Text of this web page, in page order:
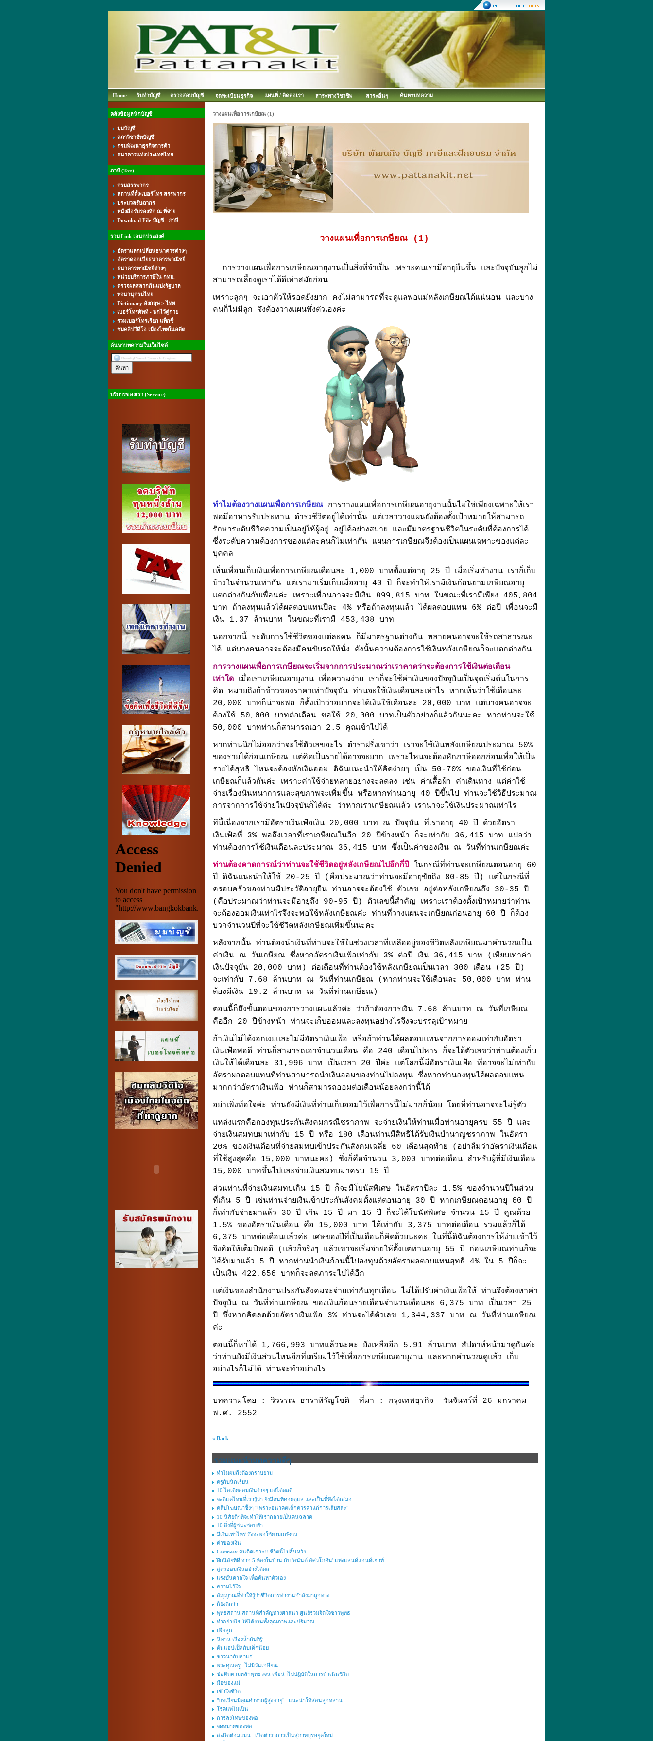
Home รับทำบัญชี ตรวจสอบบัญชี จดทะเบียนธุรกิจ แผนที่ / ติดต่อเรา สาระทางวิชาชีพ สาระอื่นๆ ค้นหาบทความ
คลังข้อมูลนักบัญชี
มุมบัญชี
สภาวิชาชีพบัญชี
กรมพัฒนาธุรกิจการค้า
ธนาคารแห่งประเทศไทย
ภาษี (Tax)
กรมสรรพากร
สถานที่ตั้ง/เบอร์โทร สรรพากร
ประมวลรัษฎากร
หนังสือรับรองหัก ณ ที่จ่าย
Download File บัญชี - ภาษี
รวม Link เอนกประสงค์
อัตราแลกเปลี่ยนธนาคารต่างๆ
อัตราดอกเบี้ยธนาคารพาณิชย์
ธนาคารพาณิชย์ต่างๆ
หน่วยบริการภาษีใน กทม.
ตรวจผลสลากกินแบ่งรัฐบาล
พจนานุกรมไทย
Dictionary อังกฤษ > ไทย
เบอร์โทรศัพท์ - พกไว้คู่กาย
รวมเบอร์โทรเรียก แท็กซี่
ชมคลิปวีดีโอ เมืองไทยในอดีต
ค้นหาบทความในเว็บไซต์
บริการของเรา (Service)
วางแผนเพื่อการเกษียณ (1)
วางแผนเพื่อการเกษียณ (1)
การวางแผนเพื่อการเกษียณอายุงานเป็นสิ่งที่จำเป็น เพราะคนเรามีอายุยืนขึ้น และปัจจุบันลูกไม่
สามารถเลี้ยงดูเราได้ดีเท่าสมัยก่อน
เพราะลูกๆ จะเอาตัวให้รอดยังยาก คงไม่สามารถที่จะดูแลพ่อแม่หลังเกษียณได้แน่นอน และบาง
คนก็ไม่มีลูก จึงต้องวางแผนพึ่งตัวเองค่ะ
ทำไมต้องวางแผนเพื่อการเกษียณการวางแผนเพื่อการเกษียณอายุงานนั้นไม่ใช่เพียงเฉพาะให้เรา
พอมีอาหารรับประทาน ดำรงชีวิตอยู่ได้เท่านั้น แต่เวลาวางแผนยังต้องตั้งเป้าหมายให้สามารถ
รักษาระดับชีวิตความเป็นอยู่ให้ผู้อยู่ อยู่ได้อย่างสบาย และมีมาตรฐานชีวิตในระดับที่ต้องการได้
ซึ่งระดับความต้องการของแต่ละคนก็ไม่เท่ากัน แผนการเกษียณจึงต้องเป็นแผนเฉพาะของแต่ละ
บุคคล
เห็นเพื่อนเก็บเงินเพื่อการเกษียณเดือนละ 1,000 บาทตั้งแต่อายุ 25 ปี เมื่อเริ่มทำงาน เราก็เก็บ
บ้างในจำนวนเท่ากัน แต่เรามาเริ่มเก็บเมื่ออายุ 40 ปี ก็จะทำให้เรามีเงินก้อนยามเกษียณอายุ
แตกต่างกันกับเพื่อนค่ะ เพราะเพื่อนอาจจะมีเงิน 899,815 บาท ในขณะที่เรามีเพียง 405,804
บาท ถ้าลงทุนแล้วได้ผลตอบแทนปีละ 4% หรือถ้าลงทุนแล้ว ได้ผลตอบแทน 6% ต่อปี เพื่อนจะมี
เงิน 1.37 ล้านบาท ในขณะที่เรามี 453,438 บาท
นอกจากนี้ ระดับการใช้ชีวิตของแต่ละคน ก็มีมาตรฐานต่างกัน หลายคนอาจจะใช้รถสาธารณะ
ได้ แต่บางคนอาจจะต้องมีคนขับรถให้นั่ง ดังนั้นความต้องการใช้เงินหลังเกษียณก็จะแตกต่างกัน
การวางแผนเพื่อการเกษียณจะเริ่มจากการประมาณว่าเราคาดว่าจะต้องการใช้เงินต่อเดือน
เท่าใด เมื่อเราเกษียณอายุงาน เพื่อความง่าย เราก็จะใช้ค่าเงินของปัจจุบันเป็นจุดเริ่มต้นในการ
คิด หมายถึงถ้าข้าวของราคาเท่าปัจจุบัน ท่านจะใช้เงินเดือนละเท่าไร หากเห็นว่าใช้เดือนละ
20,000 บาทก็น่าจะพอ ก็ตั้งเป้าว่าอยากจะได้เงินใช้เดือนละ 20,000 บาท แต่บางคนอาจจะ
ต้องใช้ 50,000 บาทต่อเดือน ขอใช้ 20,000 บาทเป็นตัวอย่างก็แล้วกันนะคะ หากท่านจะใช้
50,000 บาทท่านก็สามารถเอา 2.5 คูณเข้าไปได้
หากท่านนึกไม่ออกว่าจะใช้ตัวเลขอะไร ตำราฝรั่งเขาว่า เราจะใช้เงินหลังเกษียณประมาณ 50%
ของรายได้ก่อนเกษียณ แต่คิดเป็นรายได้อาจจะยาก เพราะไหนจะต้องหักภาษีออกก่อนเพื่อให้เป็น
รายได้สุทธิ ไหนจะต้องหักเงินออม ดิฉันแนะนำให้คิดง่ายๆ เป็น 50-70% ของเงินที่ใช้ก่อน
เกษียณก็แล้วกันค่ะ เพราะค่าใช้จ่ายหลายอย่างจะลดลง เช่น ค่าเสื้อผ้า ค่าเดินทาง แต่ค่าใช้
จ่ายเรื่องนันทนาการและสุขภาพจะเพิ่มขึ้น หรือหากท่านอายุ 40 ปีขึ้นไป ท่านจะใช้วิธีประมาณ
การจากการใช้จ่ายในปัจจุบันก็ได้ค่ะ ว่าหากเราเกษียณแล้ว เราน่าจะใช้เงินประมาณเท่าไร
ทีนี้เนื่องจากเรามีอัตราเงินเฟ้อเงิน 20,000 บาท ณ ปัจจุบัน ที่เราอายุ 40 ปี ด้วยอัตรา
เงินเฟ้อที่ 3% พอถึงเวลาที่เราเกษียณในอีก 20 ปีข้างหน้า ก็จะเท่ากับ 36,415 บาท แปลว่า
ท่านต้องการใช้เงินเดือนละประมาณ 36,415 บาท ซึ่งเป็นค่าของเงิน ณ วันที่ท่านเกษียณค่ะ
ท่านต้องคาดการณ์ว่าท่านจะใช้ชีวิตอยู่หลังเกษียณไปอีกกี่ปีในกรณีที่ท่านจะเกษียณตอนอายุ 60
ปี ดิฉันแนะนำให้ใช้ 20-25 ปี (คือประมาณว่าท่านจะมีอายุขัยถึง 80-85 ปี) แต่ในกรณีที่
ครอบครัวของท่านมีประวัติอายุยืน ท่านอาจจะต้องใช้ ตัวเลข อยู่ต่อหลังเกษียณถึง 30-35 ปี
(คือประมาณว่าท่านจะมีอายุถึง 90-95 ปี) ตัวเลขนี้สำคัญ เพราะเราต้องตั้งเป้าหมายว่าท่าน
จะต้องออมเงินเท่าไรจึงจะพอใช้หลังเกษียณค่ะ ท่านที่วางแผนจะเกษียณก่อนอายุ 60 ปี ก็ต้อง
บวกจำนวนปีที่จะใช้ชีวิตหลังเกษียณเพิ่มขึ้นนะคะ
หลังจากนั้น ท่านต้องนำเงินที่ท่านจะใช้ในช่วงเวลาที่เหลืออยู่ของชีวิตหลังเกษียณมาคำนวณเป็น
ค่าเงิน ณ วันเกษียณ ซึ่งหากอัตราเงินเฟ้อเท่ากับ 3% ต่อปี เงิน 36,415 บาท (เทียบเท่าค่า
เงินปัจจุบัน 20,000 บาท) ต่อเดือนที่ท่านต้องใช้หลังเกษียณเป็นเวลา 300 เดือน (25 ปี)
จะเท่ากับ 7.68 ล้านบาท ณ วันที่ท่านเกษียณ (หากท่านจะใช้เดือนละ 50,000 บาท ท่าน
ต้องมีเงิน 19.2 ล้านบาท ณ วันที่ท่านเกษียณ)
ตอนนี้ก็ถึงขั้นตอนของการวางแผนแล้วค่ะ ว่าถ้าต้องการเงิน 7.68 ล้านบาท ณ วันที่เกษียณ
คืออีก 20 ปีข้างหน้า ท่านจะเก็บออมและลงทุนอย่างไรจึงจะบรรลุเป้าหมาย
ถ้าเงินไม่ได้งอกเงยและไม่มีอัตราเงินเฟ้อ หรือถ้าท่านได้ผลตอบแทนจากการออมเท่ากับอัตรา
เงินเฟ้อพอดี ท่านก็สามารถเอาจำนวนเดือน คือ 240 เดือนไปหาร ก็จะได้ตัวเลขว่าท่านต้องเก็บ
เงินให้ได้เดือนละ 31,996 บาท เป็นเวลา 20 ปีค่ะ แต่โลกนี้มีอัตราเงินเฟ้อ ที่อาจจะไม่เท่ากับ
อัตราผลตอบแทนที่ท่านสามารถนำเงินออมของท่านไปลงทุน ซึ่งหากท่านลงทุนได้ผลตอบแทน
มากกว่าอัตราเงินเฟ้อ ท่านก็สามารถออมต่อเดือนน้อยลงกว่านี้ได้
อย่าเพิ่งท้อใจค่ะ ท่านยังมีเงินที่ท่านเก็บออมไว้เพื่อการนี้ไม่มากก็น้อย โดยที่ท่านอาจจะไม่รู้ตัว
แหล่งแรกคือกองทุนประกันสังคมกรณีชราภาพ จะจ่ายเงินให้ท่านเมื่อท่านอายุครบ 55 ปี และ
จ่ายเงินสมทบมาเท่ากับ 15 ปี หรือ 180 เดือนท่านมีสิทธิได้รับเงินบำนาญชราภาพ ในอัตรา
20% ของเงินเดือนที่จ่ายสมทบเข้าประกันสังคมเฉลี่ย 60 เดือนสุดท้าย (อย่าลืมว่าอัตราเงินเดือน
ที่ใช้สูงสุดคือ 15,000 บาทนะคะ) ซึ่งก็คือจำนวน 3,000 บาทต่อเดือน สำหรับผู้ที่มีเงินเดือน
15,000 บาทขึ้นไปและจ่ายเงินสมทบมาครบ 15 ปี
ส่วนท่านที่จ่ายเงินสมทบเกิน 15 ปี ก็จะมีโบนัสพิเศษ ในอัตราปีละ 1.5% ของจำนวนปีในส่วน
ที่เกิน 5 ปี เช่นท่านจ่ายเงินเข้าประกันสังคมตั้งแต่ตอนอายุ 30 ปี หากเกษียณตอนอายุ 60 ปี
ก็เท่ากับจ่ายมาแล้ว 30 ปี เกิน 15 ปี มา 15 ปี ก็จะได้โบนัสพิเศษ จำนวน 15 ปี คูณด้วย
1.5% ของอัตราเงินเดือน คือ 15,000 บาท ได้เท่ากับ 3,375 บาทต่อเดือน รวมแล้วก็ได้
6,375 บาทต่อเดือนแล้วค่ะ เศษของปีที่เป็นเดือนก็คิดด้วยนะคะ ในที่นี้ดิฉันต้องการให้ง่ายเข้าไว้
จึงคิดให้เต็มปีพอดี (แล้วก็จริงๆ แล้วเขาจะเริ่มจ่ายให้ตั้งแต่ท่านอายุ 55 ปี ก่อนเกษียณท่านก็จะ
ได้รับมาแล้ว 5 ปี หากท่านนำเงินก้อนนี้ไปลงทุนด้วยอัตราผลตอบแทนสุทธิ 4% ใน 5 ปีก็จะ
เป็นเงิน 422,656 บาทก็จะลดภาระไปได้อีก
แต่เงินของสำนักงานประกันสังคมจะจ่ายเท่ากันทุกเดือน ไม่ได้ปรับค่าเงินเฟ้อให้ ท่านจึงต้องหาค่า
ปัจจุบัน ณ วันที่ท่านเกษียณ ของเงินก้อนรายเดือนจำนวนเดือนละ 6,375 บาท เป็นเวลา 25
ปี ซึ่งหากคิดลดด้วยอัตราเงินเฟ้อ 3% ท่านจะได้ตัวเลข 1,344,337 บาท ณ วันที่ท่านเกษียณ
ค่ะ
ตอนนี้ก็หาได้ 1,766,993 บาทแล้วนะคะ ยังเหลืออีก 5.91 ล้านบาท สัปดาห์หน้ามาดูกันค่ะ
ว่าท่านยังมีเงินส่วนไหนอีกที่เตรียมไว้ใช้เพื่อการเกษียณอายุงาน และหากคำนวณดูแล้ว เก็บ
อย่างไรก็ไม่ได้ ท่านจะทำอย่างไร
บทความโดย : วิวรรณ ธาราหิรัญโชติ ที่มา : กรุงเทพธุรกิจ วันจันทร์ที่ 26 มกราคม
พ.ศ. 2552
« Back
รวมแนะนำบทความดีๆ
ทำไมผมถึงต้องกราบยาม
ครูกับนักเรียน
10 ไอเดียออมเงินง่ายๆ แต่ได้ผลดี
จะดีแค่ไหนที่เรารู้ว่า ยังมีคนที่คอยดูแล และเป็นที่พึ่งได้เสมอ
คลิปโฆษณาซึ้งๆ "เพราะอนาคตเด็กควรค่าแก่การเสียสละ"
10 นิสัยดีๆที่จะทำให้เรากลายเป็นคนฉลาด
10 สิ่งที่ผู้ชนะชอบทำ
มีเงินเท่าไหร่ ถึงจะพอใช้ยามเกษียณ
ค่าของเงิน
Castaway คนติดเกาะ!! ชีวิตนี้ไม่สิ้นหวัง
ฝึกนิสัยที่ดี จาก 5 ห้องในบ้าน กับ 'อนันต์ อัศวโภคิน' แห่งแลนด์แอนด์เฮาท์
สูตรออมเงินอย่างได้ผล
แรงบันดาลใจ เพื่อค้นหาตัวเอง
ความไว้ใจ
สัญญาณที่ทำให้รู้ว่าชีวิตการทำงานกำลังมาถูกทาง
ก็ยังดีกว่า
พุทธสถาน สถานที่สำคัญทางศาสนา ศูนย์รวมจิตใจชาวพุทธ
ทำอย่างไร ให้ได้งานทั้งคุณภาพและปริมาณ
เพื่อลูก...
นิทาน เรื่องน้ำกับทิฐิ
ต้นแอปเปิ้ลกับเด็กน้อย
ชาวนากับลาแก่
พระคุณครู...ไม่มีวันเกษียณ
ข้อคิดตามหลักพุทธวจน เพื่อนำไปปฎิบัติในการดำเนินชีวิต
มือของแม่
เข้าใจชีวิต
"บทเรียนมีคุณค่าจากผู้สูงอายุ"...แนะนำให้สอนลูกหลาน
โรคแพ้ไม่เป็น
การลงโทษของพ่อ
จดหมายของพ่อ
สะกิดต่อมแมน...เปิดตำราการเป็นสุภาพบุรษยุคใหม่